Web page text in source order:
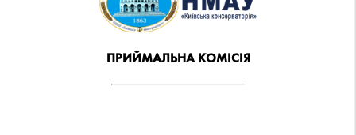
ПРИЙМАЛЬНА КОМІСІЯ